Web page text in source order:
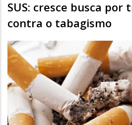
SUS: cresce busca
contra o tabagismo